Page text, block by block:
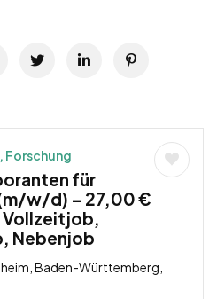
Forschung
für
w/d) – 27,00 €
Vollzeitjob,
Nebenjob
Baden-Württemberg,